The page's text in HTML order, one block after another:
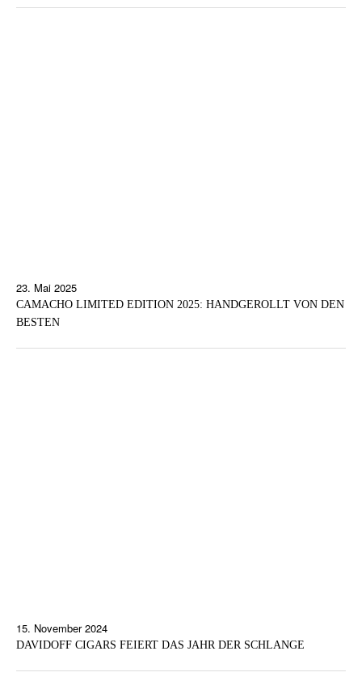
23. Mai 2025
CAMACHO LIMITED EDITION 2025: HANDGEROLLT VON DEN
BESTEN
15. November 2024
DAVIDOFF CIGARS FEIERT DAS JAHR DER SCHLANGE